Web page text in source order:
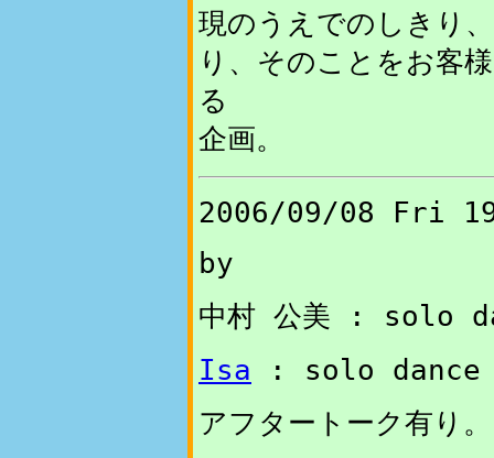
現のうえでのしきり
り、そのことをお客
る
企画。
2006/09/08 Fri
by
中村 公美 : solo
Isa : solo dance
アフタートーク有り。